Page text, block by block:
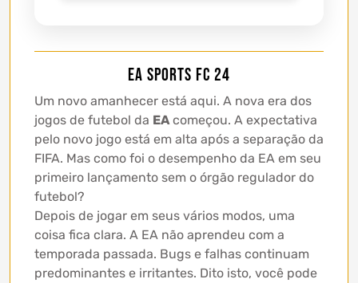
EA SPORTS FC 24
Um novo amanhecer está aqui. A nova era dos
jogos de futebol da EAcomeçou. A expectativa
pelo novo jogo está em alta após a separação da
FIFA. Mas como foi o desempenho da EA em seu
primeiro lançamento sem o órgão regulador do
futebol?
Depois de jogar em seus vários modos, uma
coisa fica clara. A EA não aprendeu com a
temporada passada. Bugs e falhas continuam
predominantes e irritantes. Dito isto, você pode